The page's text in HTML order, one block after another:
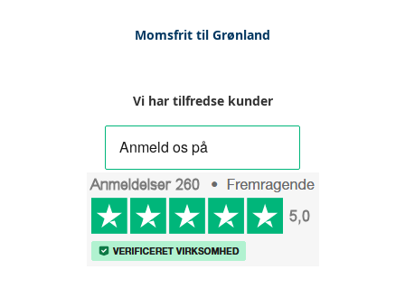
Momsfrit til Grønland
Vi har tilfredse kunder